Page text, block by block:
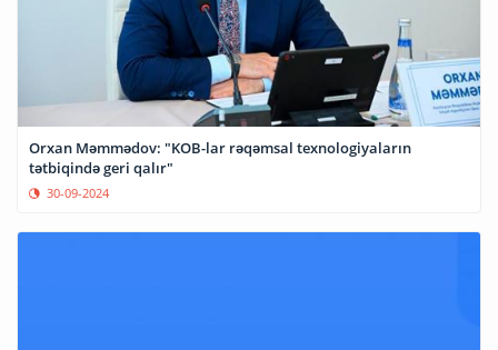
Orxan Məmmədov: "KOB-lar rəqəmsal texnologiyaların
tətbiqində geri qalır"
30-09-2024